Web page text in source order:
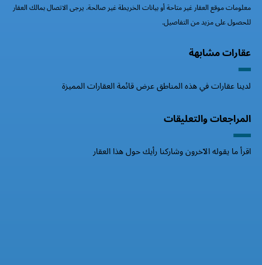
معلومات موقع العقار غير متاحة أو بيانات الخريطة غير صالحة. يرجى الاتصال بمالك العقار
للحصول على مزيد من التفاصيل.
عقارات مشابهة
لدينا عقارات في هذه المناطق عرض قائمة العقارات المميزة
المراجعات والتعليقات
اقرأ ما يقوله الآخرون وشاركنا رأيك حول هذا العقار